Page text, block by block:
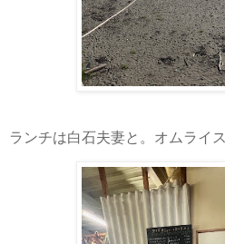
ランチは白石夫妻と。オムライス